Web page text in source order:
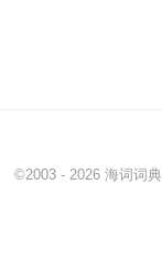
©2003 - 2026 海词词典